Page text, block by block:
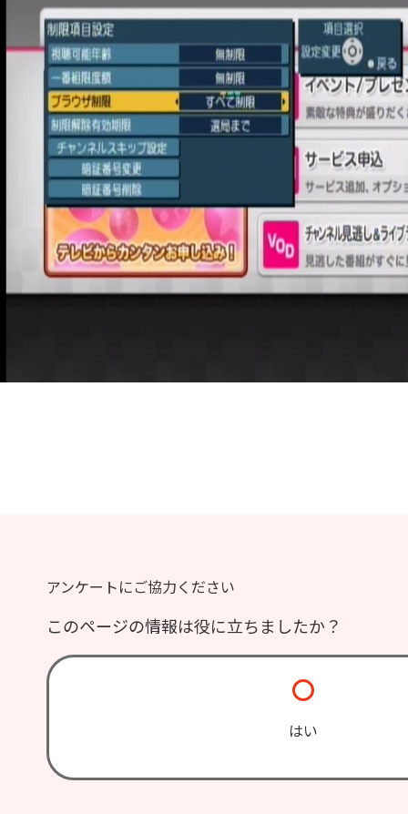
アンケートにご協力ください
このページの情報は役に立ちましたか？
はい